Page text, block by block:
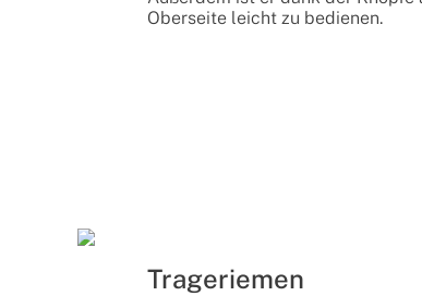
Oberseite leicht zu bedienen.
Trageriemen